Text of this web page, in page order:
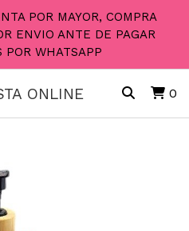
POR MAYOR, COMPRA
ENVIO ANTE DE PAGAR
POR WHATSAPP
ONLINE 0